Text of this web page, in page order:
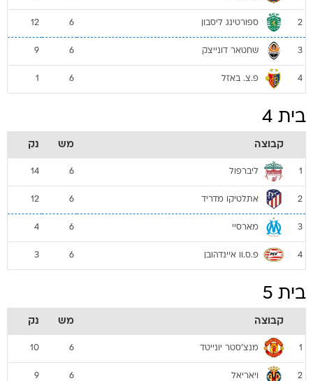
2 ספורטינג ליסבון 6
12
3 שחטאר דונייצק 6
9
4 פ.צ. באזל 6
1
בית 4
קבוצה מש נק
1 ליברפול 6
14
2 אתלטיקו מדריד 6
12
3 מארסיי 6
4
4 פ.ס.וו איינדהובן 6
3
בית 5
קבוצה מש נק
1 מנצ'סטר יונייטד 6
10
2 ויאריאל 6
9